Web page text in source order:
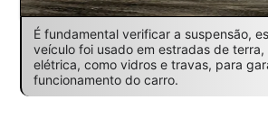
É fundamental verificar a suspensão,
veículo foi usado em estradas de
elétrica, como vidros e travas, para
funcionamento do carro.